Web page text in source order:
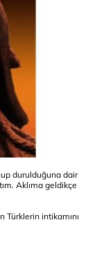
durulduğuna dair
Aklıma geldikçe
intikamını